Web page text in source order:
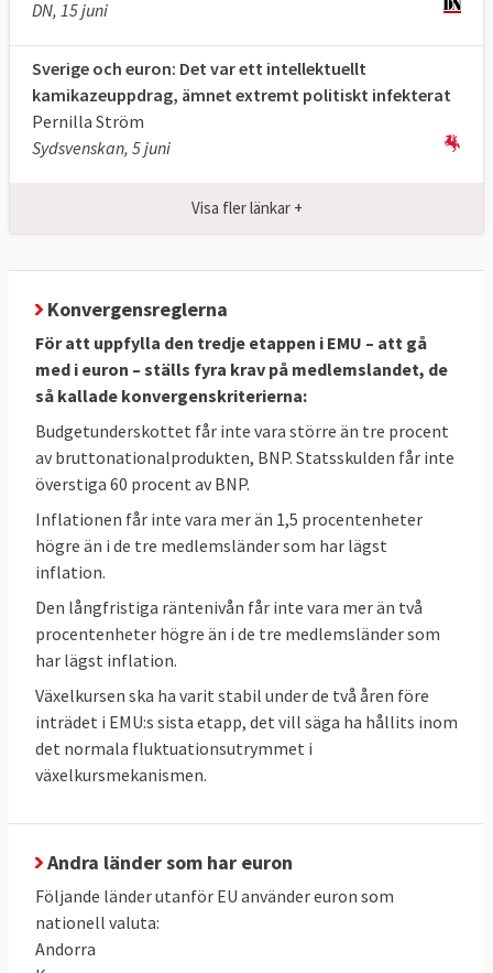
Finanskrisen visade brister
Efter att finanskrisen hösten 2008 spritt sig
till Europa upptäcktes många brister i
valutasamarbetet. Den övergripande
insikten var att det är svårt att ha en
gemensam valuta utan en gemensam
förslag som syftade till att fördjupa
samarbetet, öka stabiliteten på
finansmarknaden och försvåra att bryta
mot euroreglerna. Det sistnämnda var
DN, 15 juni
Sverige och euron: Det var ett intellektuellt
kamikazeuppdrag, ämnet extremt politiskt infekterat
Pernilla Ström
Sydsvenskan, 5 juni
Visa fler länkar +
Konvergensreglerna
För att uppfylla den tredje etappen i EMU – att gå
med i euron – ställs fyra krav på medlemslandet, de
så kallade konvergenskriterierna:
Budgetunderskottet får inte vara större än tre procent
av bruttonationalprodukten, BNP. Statsskulden får inte
överstiga 60 procent av BNP.
Inflationen får inte vara mer än 1,5 procentenheter
högre än i de tre medlemsländer som har lägst
inflation.
Den långfristiga räntenivån får inte vara mer än två
procentenheter högre än i de tre medlemsländer som
har lägst inflation.
Växelkursen ska ha varit stabil under de två åren före
inträdet i EMU:s sista etapp, det vill säga ha hållits inom
det normala fluktuationsutrymmet i
växelkursmekanismen.
Andra länder som har euron
Följande länder utanför EU använder euron som
nationell valuta:
Andorra